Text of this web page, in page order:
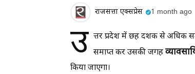
राजसत्ता एक्सप्रेस 1 month ago
उ त्तर प्रदेश में छह दशक से अधिक
समाप्त कर उसकी जगह
किया जाएगा।